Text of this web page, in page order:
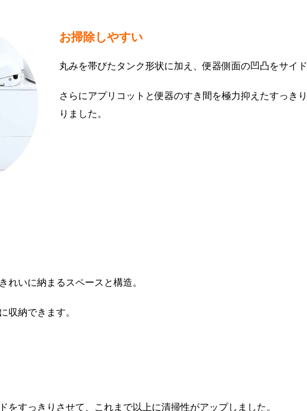
お掃除しやすい
丸みを帯びたタンク形状に加え、便器側面の凹凸をサイ
さらにアプリコットと便器のすき間を極力抑えたすっき
りました。
れいに納まるスペースと構造。
収納できます。
をすっきりさせて、これまで以上に清掃性がアップしました。